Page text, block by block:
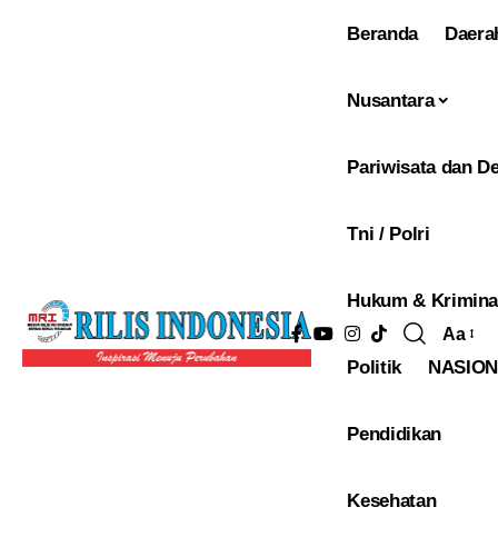
Beranda
Nusantara
Pariwisata dan
Tni / Polri
Hukum &
Politik
Pendidikan
Kesehatan
Ukuran
Aa